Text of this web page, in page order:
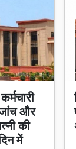
जांच और
की
में